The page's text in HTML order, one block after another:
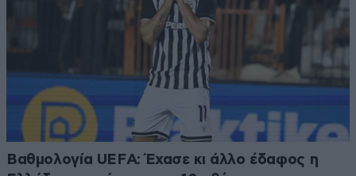
Βαθμολογία UEFA: Έχασε κι άλλο έδαφος η